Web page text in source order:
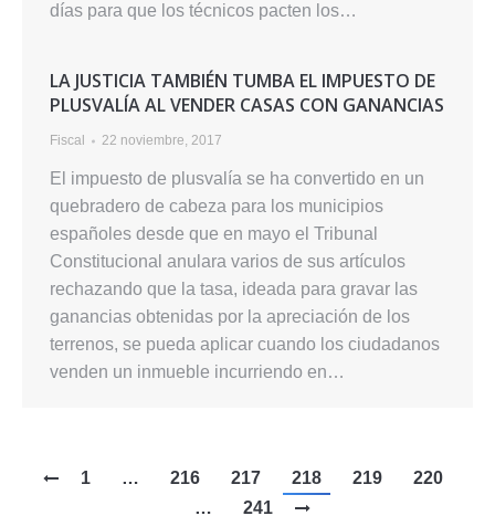
días para que los técnicos pacten los…
LA JUSTICIA TAMBIÉN TUMBA EL IMPUESTO DE
PLUSVALÍA AL VENDER CASAS CON GANANCIAS
Fiscal 22 noviembre, 2017
El impuesto de plusvalía se ha convertido en un
quebradero de cabeza para los municipios
españoles desde que en mayo el Tribunal
Constitucional anulara varios de sus artículos
rechazando que la tasa, ideada para gravar las
ganancias obtenidas por la apreciación de los
terrenos, se pueda aplicar cuando los ciudadanos
venden un inmueble incurriendo en…
1 … 216 217 218 219
220
…
241